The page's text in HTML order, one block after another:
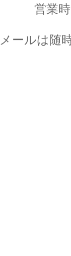
営業
メールは随